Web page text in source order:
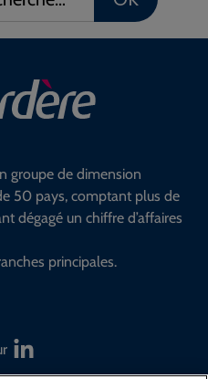
groupe de dimension
50 pays, comptant plus de
dégagé un chiffre d’affaires
principales.